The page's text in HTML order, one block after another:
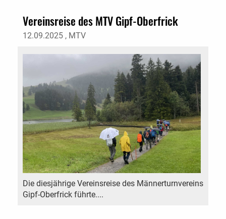
Vereinsreise des MTV Gipf-Oberfrick
12.09.2025 , MTV
Die diesjährige Vereinsreise des Männerturnvereins
Gipf-Oberfrick führte....